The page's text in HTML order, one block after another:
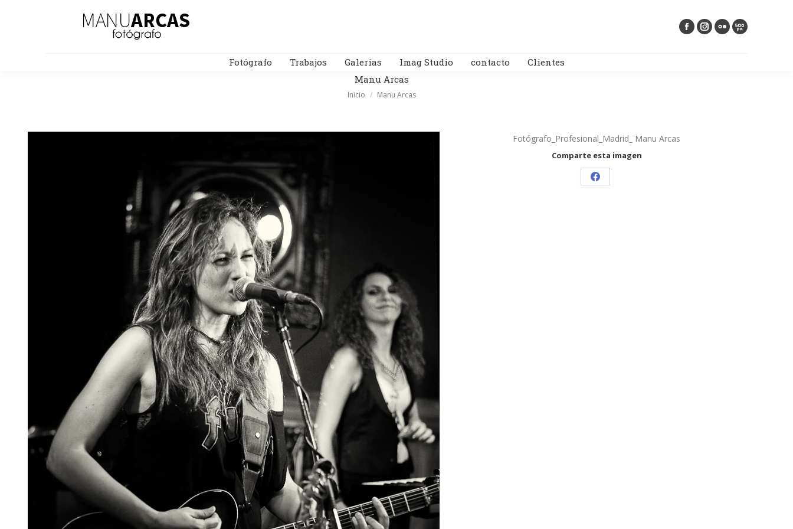
Fotógrafo Trabajos Galerias Imag Studio contacto
Clientes
Manu Arcas
Estás aquí:
Inicio Manu Arcas
Fotógrafo_Profesional_Madrid_ Manu Arcas
Comparte esta imagen
Share